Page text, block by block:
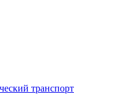
транспорт